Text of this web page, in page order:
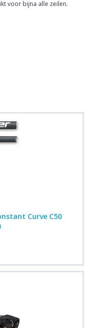
voor bijna alle zeilen.
Curve C50